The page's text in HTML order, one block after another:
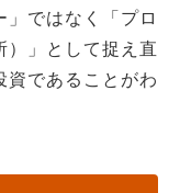
ではなく「プロ
）」として捉え直
であることがわ